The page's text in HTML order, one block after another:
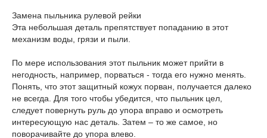
Замена пыльника рулевой рейки
Эта небольшая деталь препятствует попаданию в этот
механизм воды, грязи и пыли.
По мере использования этот пыльник может прийти в
негодность, например, порваться - тогда его нужно менять.
Понять, что этот защитный кожух порван, получается далеко
не всегда. Для того чтобы убедится, что пыльник цел,
следует повернуть руль до упора вправо и осмотреть
интересующую нас деталь. Затем – то же самое, но
поворачивайте до упора влево.